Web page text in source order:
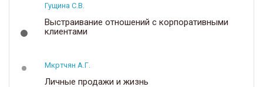
Гущина С.В.
Выстраивание отношений с корпоративными
клиентами
Мкртчян А.Г.
Личные продажи и жизнь